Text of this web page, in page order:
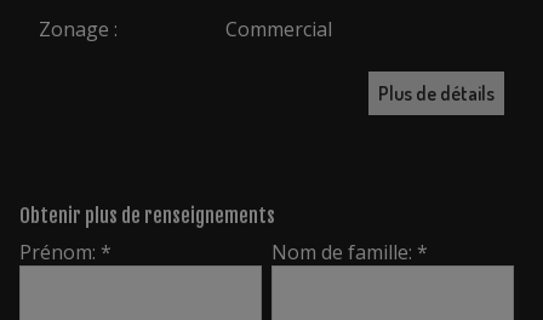
Zonage :
Commercial
Plus de détails
Obtenir plus de renseignements
Prénom: * Nom de famille: *